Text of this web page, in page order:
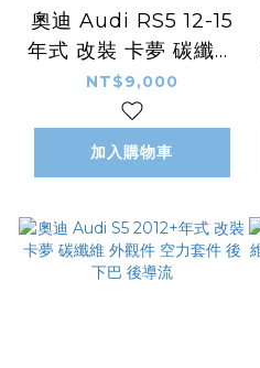
奧迪 Audi RS5 12-15
年式 改裝 卡夢 碳纖維
外觀件 空力套件 前下
巴 前導流
NT$9,000
加入購物車